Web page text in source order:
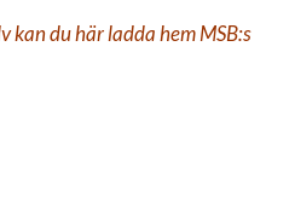
kan du här ladda hem MSB:s